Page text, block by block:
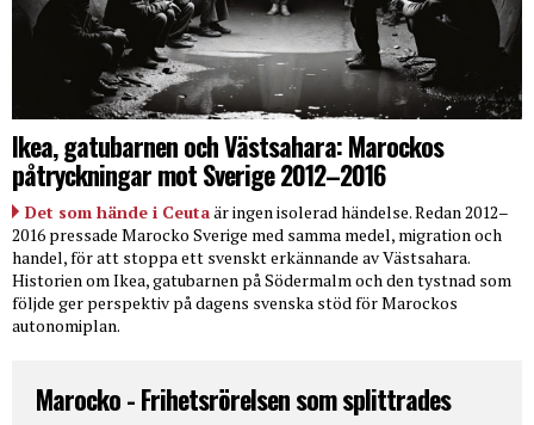
Ikea, gatubarnen och Västsahara: Marockos
påtryckningar mot Sverige 2012–2016
Det som hände i Ceutaär ingen isolerad händelse. Redan 2012–
2016 pressade Marocko Sverige med samma medel, migration och
handel, för att stoppa ett svenskt erkännande av Västsahara.
Historien om Ikea, gatubarnen på Södermalm och den tystnad som
följde ger perspektiv på dagens svenska stöd för Marockos
autonomiplan.
Marocko - Frihetsrörelsen som splittrades